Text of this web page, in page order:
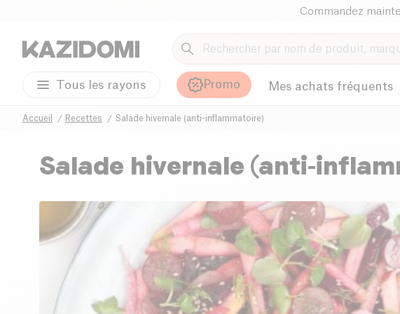
Commandez
Tous les rayons Promo Mes achats fréquents
Accueil Recettes Salade hivernale (anti-inflammatoire)
Salade hivernale (anti-